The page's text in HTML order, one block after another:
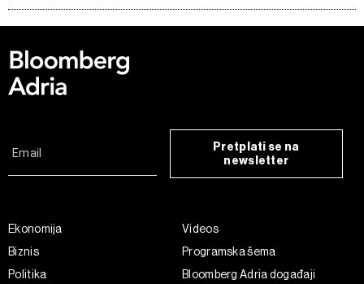
Pretplati se na
newsletter
Ekonomija
Biznis
Politika
Videos
Programska šema
Bloomberg Adria događaji